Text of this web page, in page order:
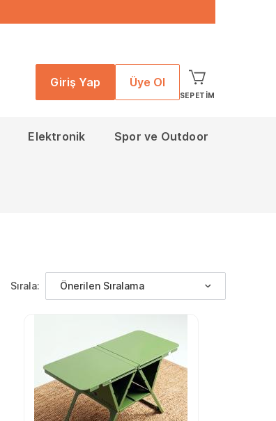
Giriş Yap Üye Ol
SEPETIM
Elektronik Spor ve Outdoor
Sırala: Önerilen Sıralama